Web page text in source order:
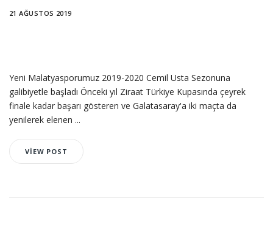
21 AĞUSTOS 2019
Yeni Malatyasporumuz 2019-2020 Cemil Usta Sezonuna
galibiyetle başladı Önceki yıl Ziraat Türkiye Kupasında çeyrek
finale kadar başarı gösteren ve Galatasaray'a iki maçta da
yenilerek elenen ...
VIEW POST